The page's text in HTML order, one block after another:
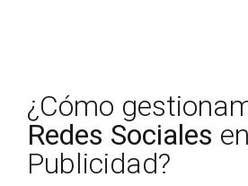
¿Cómo
Redes Sociales
Publicidad?